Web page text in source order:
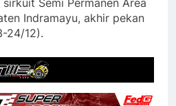
Indramayu, akhir pekan
24/12).